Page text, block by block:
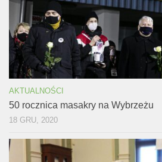
AKTUALNOŚCI
50 rocznica masakry na Wybrzeżu
18 GRU, 2020